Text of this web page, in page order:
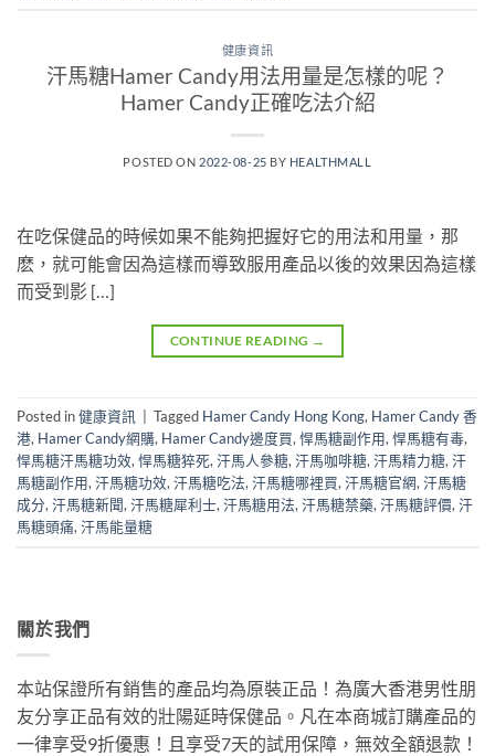
健康資訊
汗馬糖Hamer Candy用法用量是怎樣的呢？
Hamer Candy正確吃法介紹
POSTED ON 2022-08-25 BY HEALTHMALL
在吃保健品的時候如果不能夠把握好它的用法和用量，那
麽，就可能會因為這樣而導致服用產品以後的效果因為這樣
而受到影 […]
CONTINUE READING →
Posted in健康資訊 Tagged Hamer Candy Hong Kong, Hamer Candy 香
港, Hamer Candy網購, Hamer Candy邊度買, 悍馬糖副作用, 悍馬糖有毒,
悍馬糖汗馬糖功效, 悍馬糖猝死, 汗馬人參糖, 汗馬咖啡糖, 汗馬精力糖, 汗
馬糖副作用, 汗馬糖功效, 汗馬糖吃法, 汗馬糖哪裡買, 汗馬糖官網, 汗馬糖
成分, 汗馬糖新聞, 汗馬糖犀利士, 汗馬糖用法, 汗馬糖禁藥, 汗馬糖評價, 汗
馬糖頭痛, 汗馬能量糖
關於我們
本站保證所有銷售的產品均為原裝正品！為廣大香港男性朋
友分享正品有效的壯陽延時保健品。凡在本商城訂購產品的
一律享受9折優惠！且享受7天的試用保障，無效全額退款！